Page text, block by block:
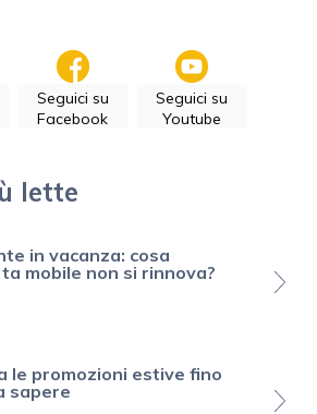
Seguici su
Facebook
Seguici su
Youtube
lette
in vacanza: cosa
mobile non si rinnova?
le promozioni estive fino
sapere